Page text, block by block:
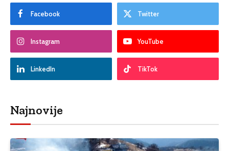
Facebook Twitter
Instagram YouTube
LinkedIn TikTok
Najnovije